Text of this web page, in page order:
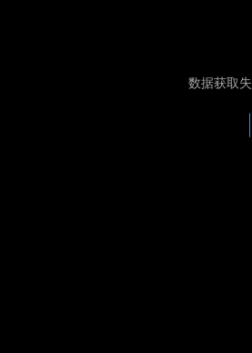
数据获取